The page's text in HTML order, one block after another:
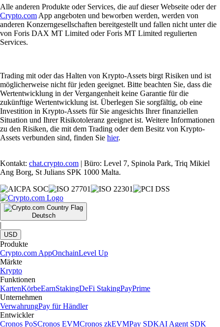
Alle anderen Produkte oder Services, die auf dieser Webseite oder der
Crypto.com App angeboten und beworben werden, werden von
anderen Konzerngesellschaften bereitgestellt und fallen nicht unter die
von Foris DAX MT Limited oder Foris MT Limited regulierten
Services.
Trading mit oder das Halten von Krypto-Assets birgt Risiken und ist
möglicherweise nicht für jeden geeignet. Bitte beachten Sie, dass die
Wertentwicklung in der Vergangenheit keine Garantie für die
zukünftige Wertentwicklung ist. Überlegen Sie sorgfältig, ob eine
Investition in Krypto-Assets für Sie angesichts Ihrer finanziellen
Situation und Ihrer Risikotoleranz geeignet ist. Weitere Informationen
zu den Risiken, die mit dem Trading oder dem Besitz von Krypto-
Assets verbunden sind, finden Sie hier.
Kontakt: chat.crypto.com | Büro: Level 7, Spinola Park, Triq Mikiel
Ang Borg, St Julians SPK 1000 Malta.
Deutsch
|
USD
Produkte
Crypto.com AppOnchainLevel Up
Märkte
Krypto
Funktionen
KartenKörbeEarnStakingDeFi StakingPayPrime
Unternehmen
VerwahrungPay für Händler
Entwickler
Cronos PoSCronos EVMCronos zkEVMPay SDKAI Agent SDK